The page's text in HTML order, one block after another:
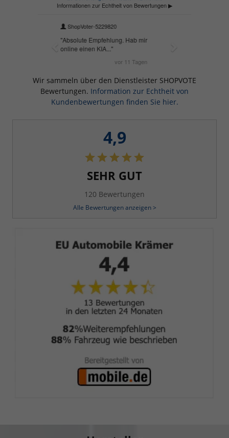
Wir sammeln über den Dienstleister SHOPVOTE
Bewertungen. Information zur Echtheit von
Kundenbewertungen finden Sie hier.
4,9
SEHR GUT
120 Bewertungen
Alle Bewertungen anzeigen >